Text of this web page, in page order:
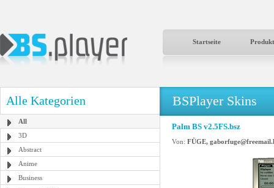
Startseite
Alle Kategorien
All
3D
Abstract
Anime
Business
BSPlayer Skins
Palm BS v2.5FS.bsz
Von: FÜGE,